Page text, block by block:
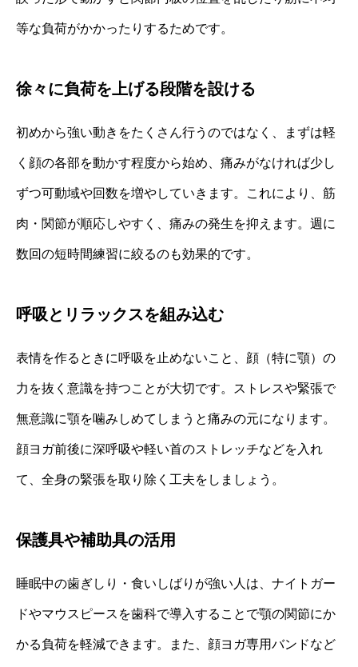
等な負荷がかかったりするためです。
徐々に負荷を上げる段階を設ける
初めから強い動きをたくさん行うのではなく、まずは軽
く顔の各部を動かす程度から始め、痛みがなければ少し
ずつ可動域や回数を増やしていきます。これにより、筋
肉・関節が順応しやすく、痛みの発生を抑えます。週に
数回の短時間練習に絞るのも効果的です。
呼吸とリラックスを組み込む
表情を作るときに呼吸を止めないこと、顔（特に顎）の
力を抜く意識を持つことが大切です。ストレスや緊張で
無意識に顎を噛みしめてしまうと痛みの元になります。
顔ヨガ前後に深呼吸や軽い首のストレッチなどを入れ
て、全身の緊張を取り除く工夫をしましょう。
保護具や補助具の活用
睡眠中の歯ぎしり・食いしばりが強い人は、ナイトガー
ドやマウスピースを歯科で導入することで顎の関節にか
かる負荷を軽減できます。また、顔ヨガ専用バンドなど